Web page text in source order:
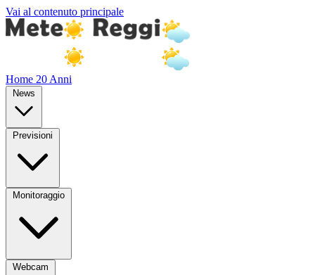
Vai al contenuto principale
Home 20 Anni
News
Previsioni
Monitoraggio
Webcam